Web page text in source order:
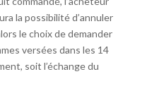
la possibilité d’annuler
le choix de demander
versées dans les 14
soit l’échange du